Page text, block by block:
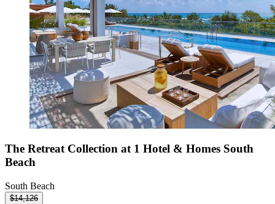
The Retreat Collection at 1 Hotel & Homes South
Beach
South Beach
$14,126